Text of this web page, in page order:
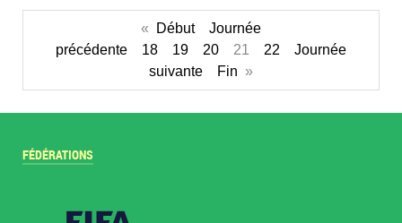
« Début
Journée
précédente
18 19 20 21 22
Journée
suivante
Fin »
FÉDÉRATIONS